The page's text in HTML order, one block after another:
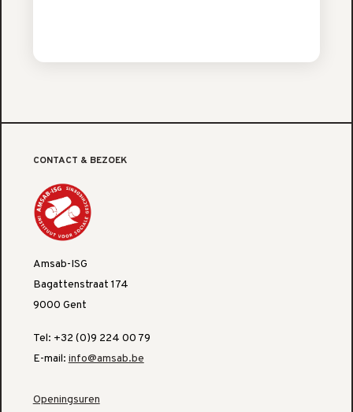
CONTACT & BEZOEK
Amsab-ISG
Bagattenstraat 174
9000 Gent
Tel: +32 (0)9 224 00 79
E-mail: info@amsab.be
Openingsuren